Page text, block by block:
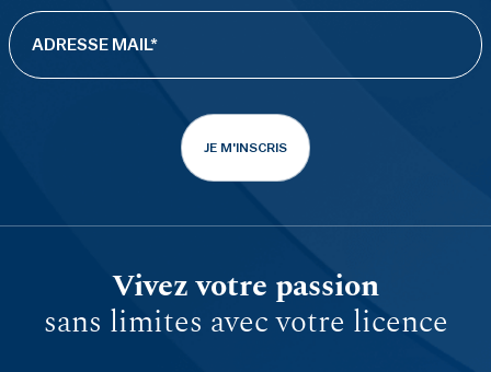
JE M'INSCRIS
Vivez votre passion
sans limites avec votre licence